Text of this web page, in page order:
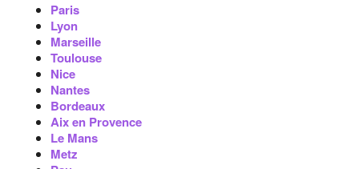
Paris
Lyon
Marseille
Toulouse
Nice
Nantes
Bordeaux
Aix en Provence
Le Mans
Metz